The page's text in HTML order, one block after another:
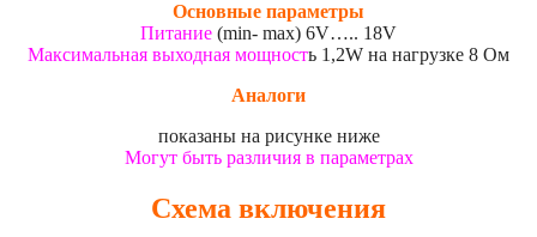
Основные параметры
Питание (min- max) 6V….. 18V
Максимальная выходная мощность 1,2W на нагрузке 8 Ом
Аналоги
показаны на рисунке ниже
Могут быть различия в параметрах
Схема включения